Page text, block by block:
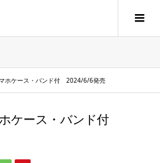
ホケース・バンド付 2024/6/6発売
ケース・バンド付